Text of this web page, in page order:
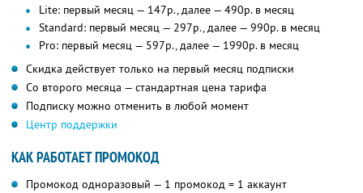
Lite: первый месяц — 147р., далее — 490р. в месяц
Standard: первый месяц — 297р., далее — 990р. в месяц
Pro: первый месяц — 597р., далее — 1990р. в месяц
Скидка действует только на первый месяц подписки
Со второго месяца — стандартная цена тарифа
Подписку можно отменить в любой момент
Центр поддержки
КАК РАБОТАЕТ ПРОМОКОД
Промокод одноразовый — 1 промокод = 1 аккаунт